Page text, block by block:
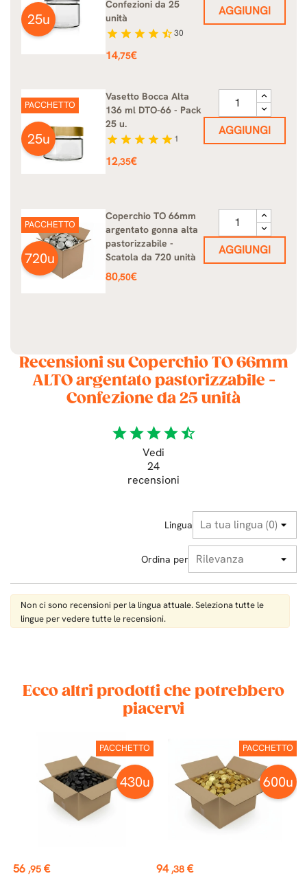
Confezioni da 25
unità
star star star star star_half30
Prezzo
14,75€
25u AGGIUNGI
Vasetto Bocca Alta
136 ml DTO-66 - Pack
25 u.
star star star star star 1
Prezzo
12,35€
PACCHETTO
25u AGGIUNGI
Coperchio TO 66mm
argentato gonna alta
pastorizzabile -
Scatola da 720 unità
Prezzo
80,50€
PACCHETTO
720u AGGIUNGI
Recensioni su Coperchio TO 66mm
ALTO argentato pastorizzabile -
Confezione da 25 unità
starstarstarstarstar_half
Vedi
24
recensioni
Lingua
Ordina per
Non ci sono recensioni per la lingua attuale. Seleziona tutte le
lingue per vedere tutte le recensioni.
Ecco altri prodotti che potrebbero
piacervi
PACCHETTO
430u
Prezzo
56 ,95 €
PACCHETTO
600u
Prezzo
94 ,38 €